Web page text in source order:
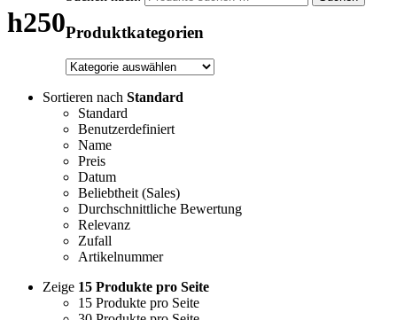
h250
Sortieren nach Standard
Standard
Benutzerdefiniert
Name
Preis
Datum
Beliebtheit (Sales)
Durchschnittliche Bewertung
Relevanz
Zufall
Artikelnummer
Zeige 15 Produkte pro Seite
15 Produkte pro Seite
Produktkategorien